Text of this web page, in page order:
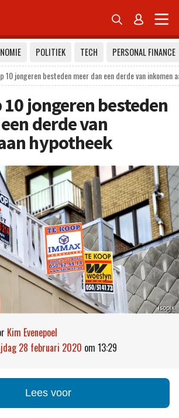
 
POLITIEK TECH
PERSONAL FINANCE
10 jongeren besteden meer dan een derde van inkomen
10 jongeren besteden
derde van
hypotheek
Isopix
Kim Evenepoel
28 februari 2020 om 13:29
Lees voor